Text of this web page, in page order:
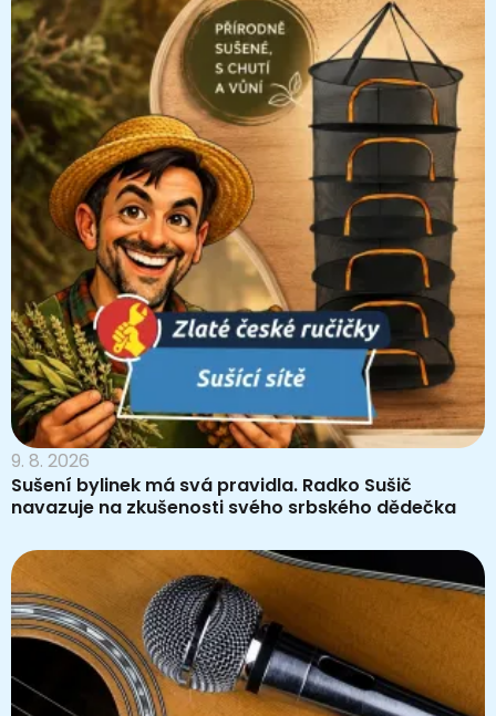
9. 8. 2026
Sušení bylinek má svá pravidla. Radko Sušič
navazuje na zkušenosti svého srbského dědečka